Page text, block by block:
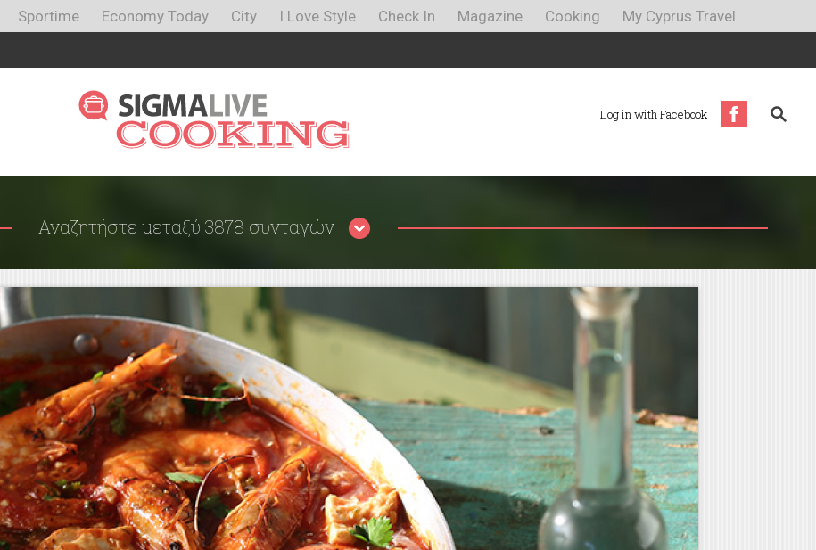
Sportime Economy Today City I Love Style Check In Magazine Cooking My Cyprus Travel
Log in with Facebook
Αναζητήστε μεταξύ 3878 συνταγών
Περιορίστε τα αποτελέσματα
αναζήτησης επιλέγοντας κατηγορίες:
Πουλερικά Θαλασσινά Λαχανικά Ζυμαρικά Γλυκά